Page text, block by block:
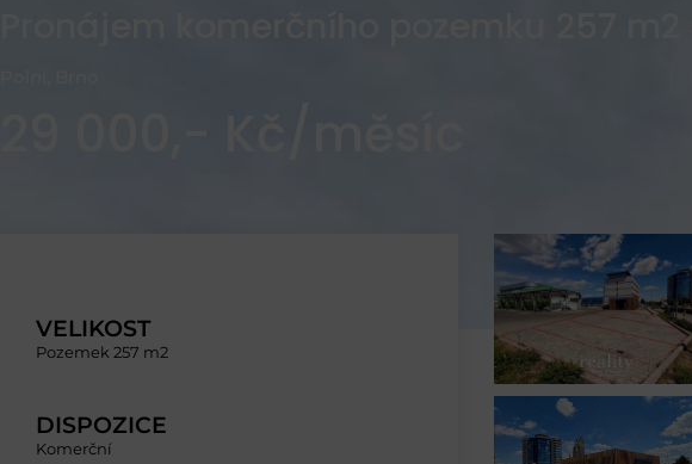
VELIKOST
Pozemek 257 m2
DISPOZICE
Komerční